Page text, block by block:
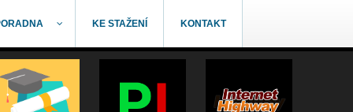
KE STAŽENÍ KONTAKT